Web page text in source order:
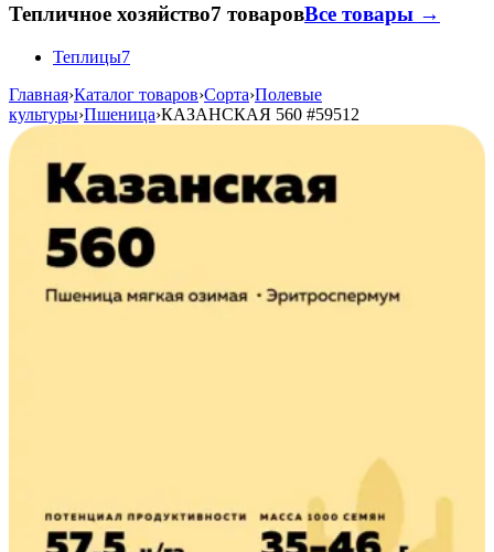
Тепличное хозяйство7 товаровВсе товары →
Теплицы7
Главная›Каталог товаров›Сорта›Полевые
культуры›Пшеница›КАЗАНСКАЯ 560 #59512